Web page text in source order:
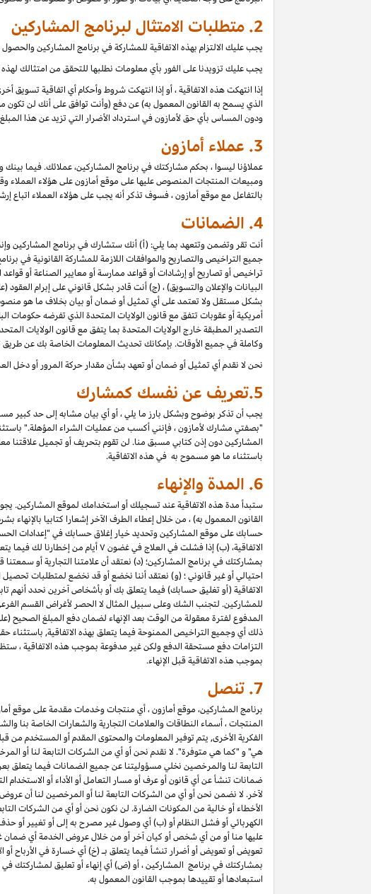
2. متطلبات الامتثال لبرنامج المشاركين
يجب عليك الالتزام بهذه الاتفاقية للمشاركة في برنامج المشاركين
يجب عليك تزويدنا على الفور بأي معلومات نطلبها للتحقق من امتثالك لهذه
إذا انتهكت هذه الاتفاقية ، أو إذا انتهكت شروط وأحكام أي اتفاقية
الذي يسمح به القانون المعمول به) عن دفع (وأنت توافق على أنك لن تكون
ودون المساس بأي حق لأمازون في استرداد الأضرار التي تزيد عن هذا
3. عملاء أمازون
عملاؤنا ليسوا ، بحكم مشاركتك في برنامج المشاركين، عملائك. فيما
ومبيعات المنتجات المنصوص عليها على موقع أمازون على هؤلاء العملاء
بالتفاعل مع موقع أمازون ، فسوف تذكر أنه يجب على هؤلاء العملاء اتباع
4. الضمانات
أنت تقر وتضمن وتتعهد بما يلي: (أ) أنك ستشارك في برنامج المشاركين
جميع التراخيص والتصاريح والموافقات اللازمة للمشاركة القانونية في
تراخيص أو تصاريح أو إرشادات أو قواعد ممارسة أو معايير الصناعة أو
البيانات والإعلان والتسويق) ، (ج) أنت قادر بشكل قانوني على إبرام
بشكل مستقل ولا تعتمد على أي تمثيل أو ضمان أو بيان بخلاف ما هو
أمريكية أو عقوبات تتفق مع قانون الولايات المتحدة الذي تفرضه حكومات
التصدير المطبقة خارج الولايات المتحدة بما يتفق مع قانون الولايات
وكاملة في جميع الأوقات. بإمكانك تحديث المعلومات الخاصة بك عن
نحن لا نقدم أي تمثيل أو ضمان أو تعهد بشأن مقدار حركة المرور أو دخل
5. تعريف عن نفسك كمشارك
يجب أن تذكر بوضوح وبشكل بارز ما يلي ، أو أي بيان مشابه إلى حد كبير
"بصفتي مشارك لأمازون ، فإنني أكسب من عمليات الشراء المؤهلة."
المشاركين دون إذن كتابي مسبق منا. لن تقوم بتحريف أو تجميل علاقتنا معك
باستثناء ما هو مسموح به في هذه الاتفاقية.
6. المدة والإنهاء
ستبدأ مدة هذه الاتفاقية عند تسجيلك أو استخدامك لموقع المشاركين.
حسابك على موقع المشاركين وتحديد خيار إغلاق حسابك في "إعدادات
الاتفاقية، (ب) إذا فشلت في
بمشاركتك في برنامج المشاركين؛ (د) نعتقد أن علامتنا التجارية أو
احتيالي أو غير قانوني ؛ (و) نعتقد أننا نخضع أو قد نخضع لمتطلبات تحصيل
الاتفاقية (أو تغليق حسابك) فيما يتعلق بك أو بأشخاص آخرين نحدد أنهم
المدفوع لفترة معقولة من الوقت بعد الإنهاء لضمان دفع المبلغ الصحيح
التزامات دفع مستحقة الدفع ولكن غير مدفوعة بموجب هذه الاتفاقية ،
بموجب هذه الاتفاقية قبل الإنهاء.
7. تنصل
برنامج المشاركين، موقع أمازون ، أي منتجات وخدمات مقدمة على موقع
المنتجات ، أسماء النطاقات والعلامات التجارية والشعارات الخاصة بنا
الفكرية الأخرى, يتم توفير المعلومات والمحتوى المقدم أو المستخدم من
هي" و "كما هي متوفرة". لا نقدم نحن أو أي من الشركات التابعة لنا أو
التابعة لنا والمرخصين نخلي مسؤوليتنا عن جميع الضمانات فيما يتعلق
ضمانات تنشأ عن أي قانون أو عرف أو مسار التعامل أو الأداء أو
لآخر. لا نضمن نحن أو أي من الشركات التابعة لنا أو المرخصين لنا أن
الأخطاء أو خالية من المكونات الضارة. لن نكون نحن أو أي من الشركات
الكهربائي أو فشل النظام أو (ب) أي وصول غير مصرح به إلى أو تغيير أو
عليها منا أو من أي شخص أو كيان آخر أو من خلال عروض الخدمة أي ضمان
تعويض أو تعويض أو أضرار تنشأ فيما يتعلق بـ (خ) أي خسارة في الأرباح أو
استبعادها أو تقييدها بموجب القانون المعمول به.